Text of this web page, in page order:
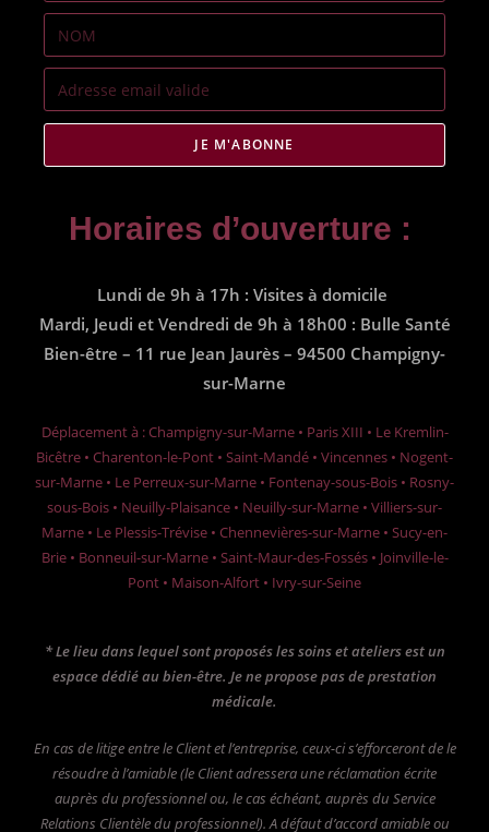
JE M'ABONNE
Horaires d’ouverture :
Lundi de 9h à 17h : Visites à domicile
Mardi, Jeudi et Vendredi de 9h à 18h00 : Bulle Santé
Bien-être – 11 rue Jean Jaurès – 94500 Champigny-
sur-Marne
Déplacement à : Champigny-sur-Marne • Paris XIII • Le Kremlin-
Bicêtre • Charenton-le-Pont • Saint-Mandé • Vincennes • Nogent-
sur-Marne • Le Perreux-sur-Marne • Fontenay-sous-Bois • Rosny-
sous-Bois • Neuilly-Plaisance • Neuilly-sur-Marne • Villiers-sur-
Marne • Le Plessis-Trévise • Chennevières-sur-Marne • Sucy-en-
Brie • Bonneuil-sur-Marne • Saint-Maur-des-Fossés • Joinville-le-
Pont • Maison-Alfort • Ivry-sur-Seine
* Le lieu dans lequel sont proposés les soins et ateliers est un
espace dédié au bien-être. Je ne propose pas de prestation
médicale.
En cas de litige entre le Client et l’entreprise, ceux-ci s’efforceront de le
résoudre à l’amiable (le Client adressera une réclamation écrite
auprès du professionnel ou, le cas échéant, auprès du Service
Relations Clientèle du professionnel).A défaut d’accord amiable ou